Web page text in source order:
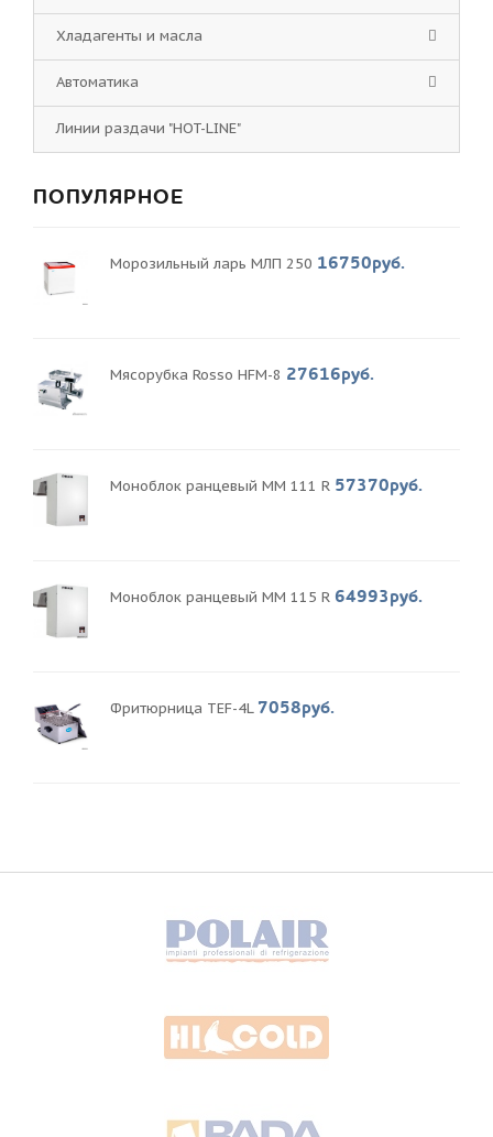
Хладагенты и масла
Автоматика
Линии раздачи "HOT-LINE"
ПОПУЛЯРНОЕ
Морозильный ларь МЛП 250 16750руб.
Мясорубка Rosso HFM-8 27616руб.
Моноблок ранцевый MM 111 R 57370руб.
Моноблок ранцевый MM 115 R 64993руб.
Фритюрница TEF-4L 7058руб.